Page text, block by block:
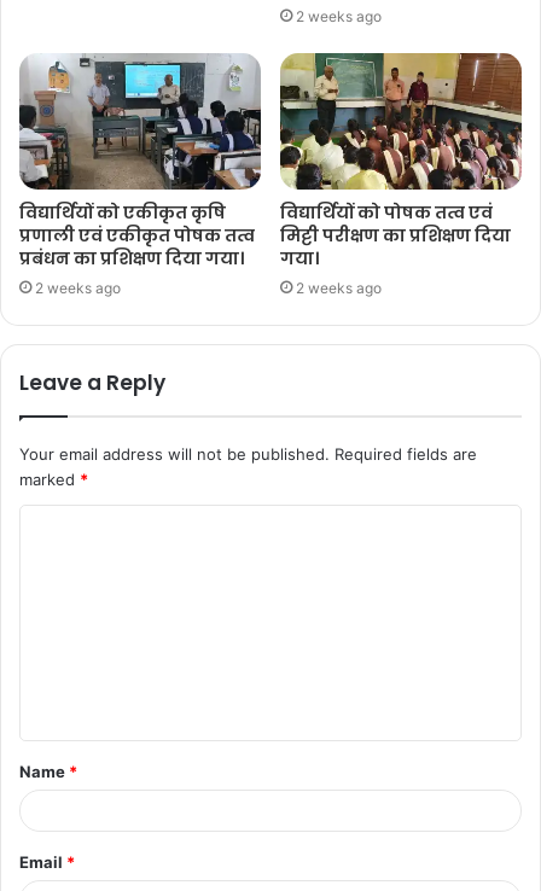
2 weeks ago
विद्यार्थियों को एकीकृत कृषि
प्रणाली एवं एकीकृत पोषक तत्व
प्रबंधन का प्रशिक्षण दिया गया।
2 weeks ago
विद्यार्थियों को पोषक तत्व एवं
मिट्टी परीक्षण का प्रशिक्षण दिया
गया।
2 weeks ago
Leave a Reply
Your email address will not be published. Required fields are
marked *
t
*
Name *
Email *